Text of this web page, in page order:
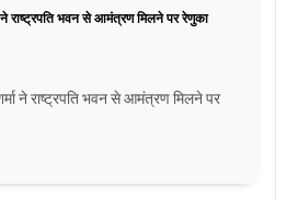
ने राष्ट्रपति भवन से आमंत्रण मिलने पर रेणुका
ने राष्ट्रपति भवन से आमंत्रण मिलने पर